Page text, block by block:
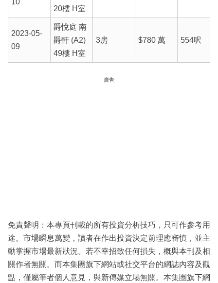
20樓 H室
2023-05-
09
爵悅庭 南
爵軒 (A2)
49樓 H室
3房 $780 萬 554呎
廣告
免責聲明：本專頁刊載的所有投資分析技巧，只可作參考用
途。市場瞬息萬變，讀者在作出投資決定前理應審慎，並主
動掌握市場最新狀況。若不幸招致任何損失，概與本刊及相
關作者無關。而本集團旗下網站或社交平台的網誌內容及觀
點，僅屬筆者個人意見，與新傳媒立場無關。本集團旗下網